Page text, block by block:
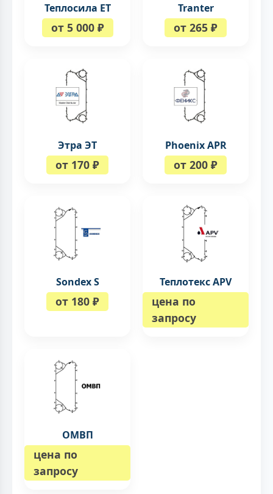
Теплосила ЕТ
от 5 000 ₽
Tranter
от 265 ₽
Этра ЭТ
от 170 ₽
Phoenix APR
от 200 ₽
Sondex S
от 180 ₽
Теплотекс APV
цена по
запросу
ОМВП
цена по
запросу